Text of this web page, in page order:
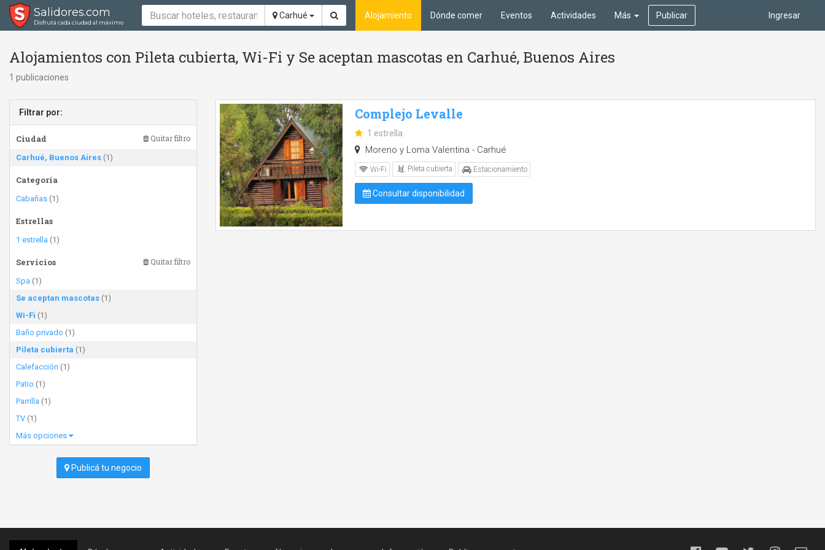
Salidores.com
Disfrutá cada ciudad al máximo
Carhué Ingresar
Alojamiento Dónde comer Eventos Actividades Más Publicar
Alojamientos con Pileta cubierta, Wi-Fi y Se aceptan mascotas en Carhué, Buenos Aires
1 publicaciones
Filtrar por:
Ciudad Quitar filtro
Carhué, Buenos Aires (1)
Categoría
Cabañas (1)
Estrellas
1 estrella (1)
Servicios Quitar filtro
Spa (1)
Se aceptan mascotas (1)
Wi-Fi (1)
Baño privado (1)
Pileta cubierta (1)
Calefacción (1)
Patio (1)
Parrilla (1)
TV (1)
Más opciones
Publicá tu negocio
Complejo Levalle
1 estrella
Moreno y Loma Valentina - Carhué
Wi-Fi Pileta cubierta Estacionamiento
Consultar disponibilidad